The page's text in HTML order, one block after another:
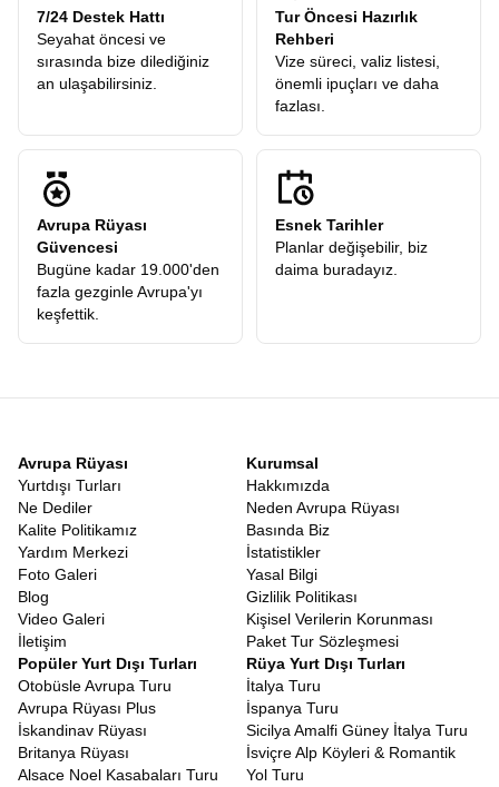
7/24 Destek Hattı
Seyahat öncesi ve
sırasında bize dilediğiniz
an ulaşabilirsiniz.
Tur Öncesi Hazırlık
Rehberi
Vize süreci, valiz listesi,
önemli ipuçları ve daha
fazlası.
Avrupa Rüyası
Güvencesi
Bugüne kadar 19.000'den
fazla gezginle Avrupa'yı
keşfettik.
Esnek Tarihler
Planlar değişebilir, biz
daima buradayız.
Avrupa Rüyası
Yurtdışı Turları
Ne Dediler
Kalite Politikamız
Yardım Merkezi
Foto Galeri
Blog
Video Galeri
İletişim
Kurumsal
Hakkımızda
Neden Avrupa Rüyası
Basında Biz
İstatistikler
Yasal Bilgi
Gizlilik Politikası
Kişisel Verilerin Korunması
Paket Tur Sözleşmesi
Popüler Yurt Dışı Turları
Otobüsle Avrupa Turu
Avrupa Rüyası Plus
İskandinav Rüyası
Britanya Rüyası
Alsace Noel Kasabaları Turu
Rüya Yurt Dışı Turları
İtalya Turu
İspanya Turu
Sicilya Amalfi Güney İtalya Turu
İsviçre Alp Köyleri & Romantik
Yol Turu